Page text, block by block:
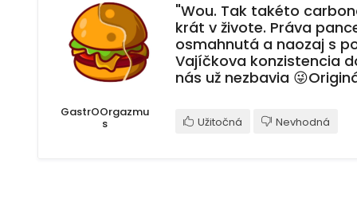
GastrOOrgazmu
s
"Wou. Tak takéto
krát v živote. Práva
osmahnutá a naozaj s
Vajíčkova konzistencia
nás už nezbavia
Užitočná Nevhodná